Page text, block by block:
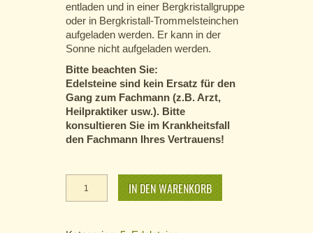
entladen und in einer Bergkristallgruppe
oder in Bergkristall-Trommelsteinchen
aufgeladen werden. Er kann in der
Sonne nicht aufgeladen werden.
Bitte beachten Sie:
Edelsteine sind kein Ersatz für den
Gang zum Fachmann (z.B. Arzt,
Heilpraktiker usw.). Bitte
konsultieren Sie im Krankheitsfall
den Fachmann Ihres Vertrauens!
Jaspis
-
IN DEN WARENKORB